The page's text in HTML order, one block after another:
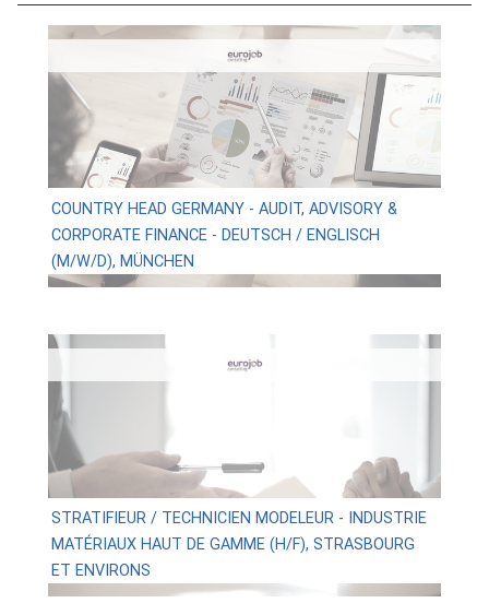
COUNTRY HEAD GERMANY - AUDIT, ADVISORY &
CORPORATE FINANCE - DEUTSCH / ENGLISCH
(M/W/D), MÜNCHEN
STRATIFIEUR / TECHNICIEN MODELEUR - INDUSTRIE
MATÉRIAUX HAUT DE GAMME (H/F), STRASBOURG
ET ENVIRONS